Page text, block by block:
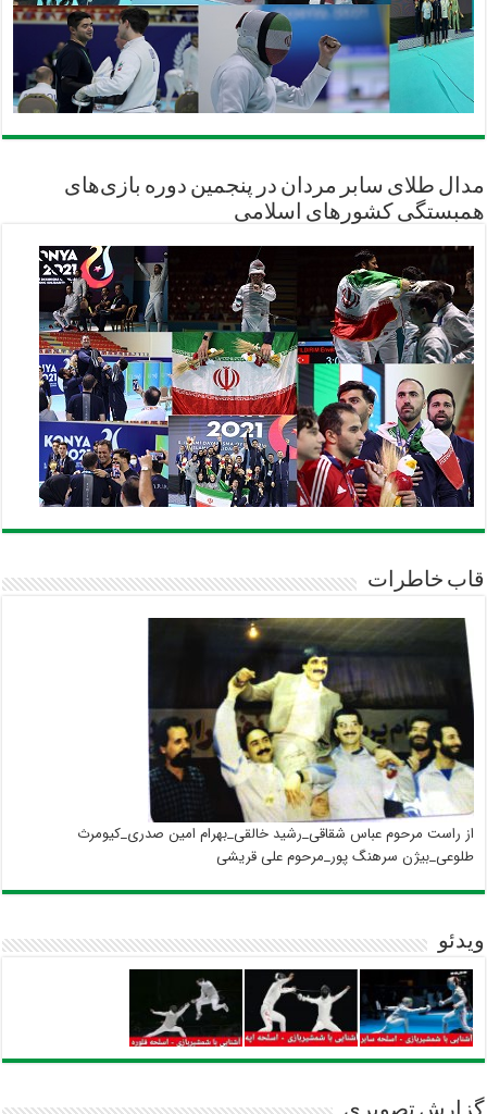
مدال طلای سابر مردان در پنجمین دوره بازی‌های
همبستگی کشورهای اسلامی
قاب خاطرات
از راست مرحوم عباس شقاقی_رشید خالقی_بهرام امین صدری_کیومرث
طلوعی_بیژن سرهنگ پور_مرحوم علی قریشی
ویدئو